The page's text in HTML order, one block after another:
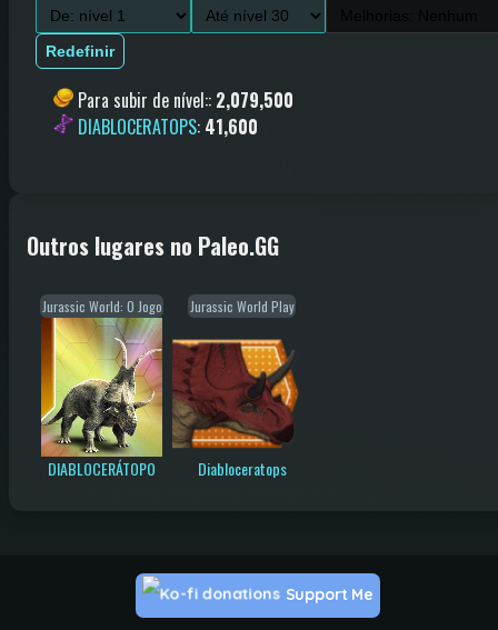
Redefinir
Para subir de nível:: 2,079,500
DIABLOCERATOPS: 41,600
Outros lugares no Paleo.GG
Jurassic World: O Jogo
DIABLOCERÁTOPO
Jurassic World Play
Diabloceratops
Support Me